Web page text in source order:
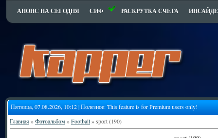
АНОНС НА СЕГОДНЯ СИФ РАСКРУТКА СЧЕТА
Пятница, 07.08.2026, 10:12 | Полезное:This feature is for Premium users only!
Главная»Фотоальбом»Football» sport (190)